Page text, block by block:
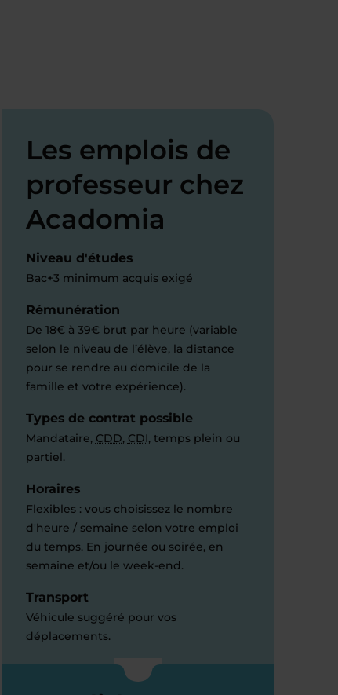
Les emplois de
professeur chez
Acadomia
Niveau d'études
Bac+3 minimum acquis exigé
Rémunération
De 18€ à 39€ brut par heure (variable
selon le niveau de l’élève, la distance
pour se rendre au domicile de la
famille et votre expérience).
Types de contrat possible
Mandataire, CDD, CDI, temps plein ou
partiel.
Horaires
Flexibles : vous choisissez le nombre
d'heure / semaine selon votre emploi
du temps. En journée ou soirée, en
semaine et/ou le week-end.
Transport
Véhicule suggéré pour vos
déplacements.